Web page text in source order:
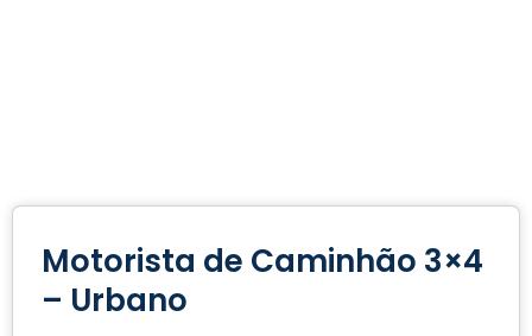
Motorista de Caminhão 3×4
– Urbano